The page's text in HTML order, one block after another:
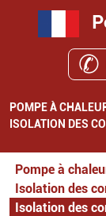
✆
POMPE À
ISOLATION DES
Pompe à
Isolation des
Isolation des